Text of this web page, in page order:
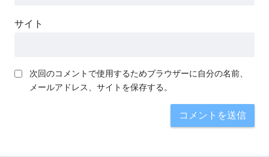
サイト
次回のコメントで使用するためブラウザーに自分の名前、
メールアドレス、サイトを保存する。